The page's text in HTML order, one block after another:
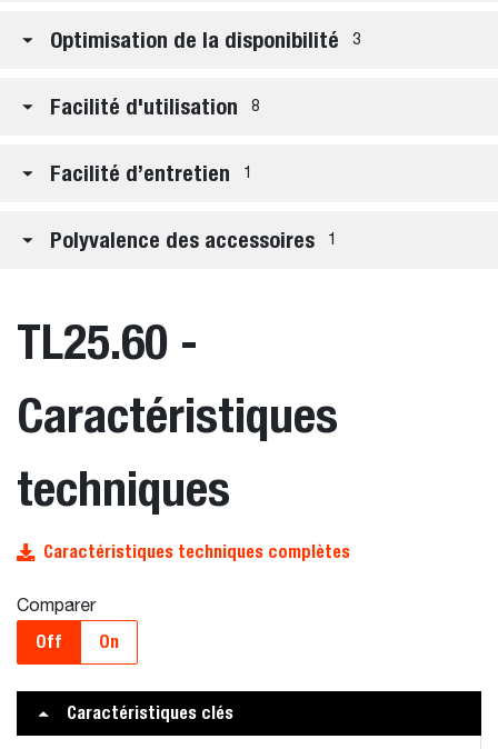
Optimisation de la disponibilité 3
Facilité d'utilisation 8
Facilité d’entretien 1
Polyvalence des accessoires 1
TL25.60 -
Caractéristiques
techniques
Caractéristiques techniques complètes
Comparer
Off On
Caractéristiques clés